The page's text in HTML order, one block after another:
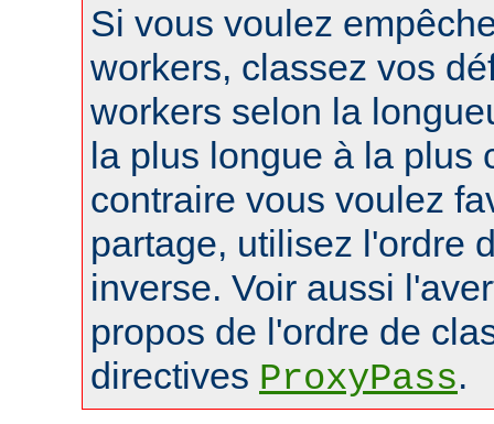
Si vous voulez
workers, classez vos
workers selon la
la plus longue à la plus
contraire vous voulez
partage, utilisez l'ordre
inverse. Voir aussi
propos de l'ordre de
directives ProxyPass.